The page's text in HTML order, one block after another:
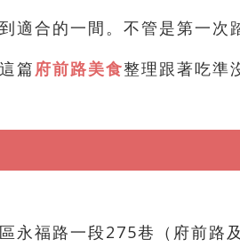
適合的一間。不管是第一次
篇府前路美食整理跟著吃準
永福路一段275巷（府前路